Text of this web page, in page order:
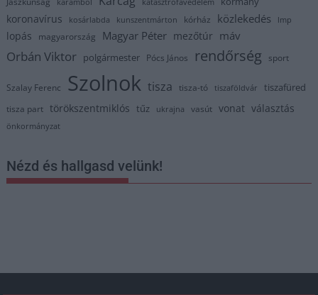
koronavírus kosárlabda kunszentmárton kórház közlekedés lmp
lopás magyarország Magyar Péter mezőtúr máv
Orbán Viktor polgármester Pócs János rendőrség sport
Szalay Ferenc Szolnok tisza tisza-tó tiszaföldvár tiszafüred
tisza part törökszentmiklós tűz ukrajna vasút vonat választás
önkormányzat
Nézd és hallgasd velünk!